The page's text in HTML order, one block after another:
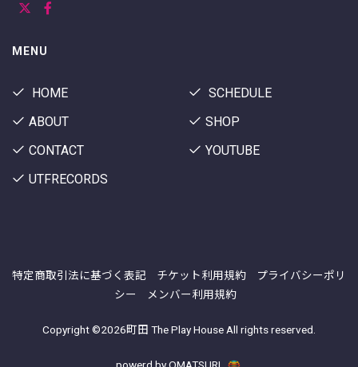
MENU
HOME
SCHEDULE
ABOUT
SHOP
CONTACT
YOUTUBE
UTFRECORDS
特定商取引法に基づく表記 チケット利用規約
プライバシーポリ
シー
メンバー利用規約
Copyright ©2026町田 The Play House All rights reserved.
powerd by OMATSURI